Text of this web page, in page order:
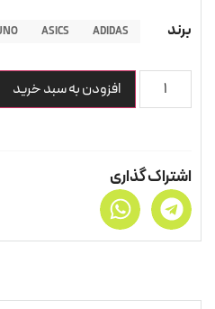
برند ADIDAS
ASICS
افزودن به سبد خرید
اشتراک گذاری